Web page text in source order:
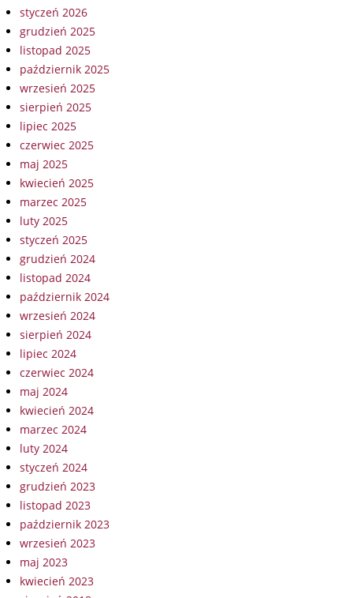
styczeń 2026
grudzień 2025
listopad 2025
październik 2025
wrzesień 2025
sierpień 2025
lipiec 2025
czerwiec 2025
maj 2025
kwiecień 2025
marzec 2025
luty 2025
styczeń 2025
grudzień 2024
listopad 2024
październik 2024
wrzesień 2024
sierpień 2024
lipiec 2024
czerwiec 2024
maj 2024
kwiecień 2024
marzec 2024
luty 2024
styczeń 2024
grudzień 2023
listopad 2023
październik 2023
wrzesień 2023
maj 2023
kwiecień 2023